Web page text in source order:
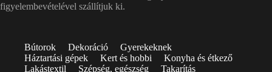
figyelembevételével szállítjuk ki.
Bútorok Dekoráció
Gyerekeknek
Háztartási gépek
Kert és hobbi
Konyha és étkező
Lakástextil
Szépség, egészség Takarítás